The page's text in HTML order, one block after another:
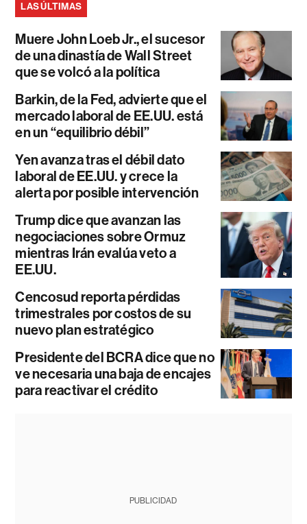
LAS ÚLTIMAS
Muere John Loeb Jr., el sucesor
de una dinastía de Wall Street
que se volcó a la política
Barkin, de la Fed, advierte que el
mercado laboral de EE.UU. está
en un “equilibrio débil”
Yen avanza tras el débil dato
laboral de EE.UU. y crece la
alerta por posible intervención
Trump dice que avanzan las
negociaciones sobre Ormuz
mientras Irán evalúa veto a
EE.UU.
Cencosud reporta pérdidas
trimestrales por costos de su
nuevo plan estratégico
Presidente del BCRA dice que no
ve necesaria una baja de encajes
para reactivar el crédito
PUBLICIDAD